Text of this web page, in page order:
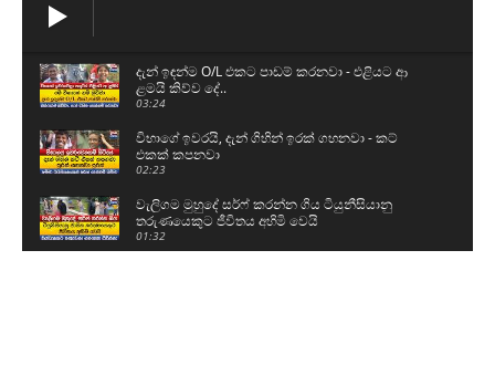
දැන් ඉඳන්ම O/L එකට පාඩම් කරනවා - එළියට ආ
ළමයි කිව්ව දේ..
03:24
විභාගේ ඉවරයි, දැන් ගිහින් ඉරක් ගහනවා - කට්
එකක් කපනවා
02:23
වැලිගම මුහුදේ සර්ෆ් කරන්න ගිය ටියුනීසියානු
තරුණයෙකුට ජීවිතය අහිමි වෙයි
01:32